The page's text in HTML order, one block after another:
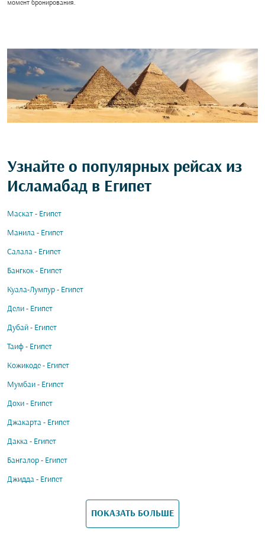
момент бронирования.
Узнайте о популярных рейсах из
Исламабад в Египет
Маскат - Египет
Манила - Египет
Салала - Египет
Бангкок - Египет
Куала-Лумпур - Египет
Дели - Египет
Дубай - Египет
Таиф - Египет
Кожикоде - Египет
Мумбаи - Египет
Дохи - Египет
Джакарта - Египет
Дакка - Египет
Бангалор - Египет
Джидда - Египет
ПОКАЗАТЬ БОЛЬШЕ